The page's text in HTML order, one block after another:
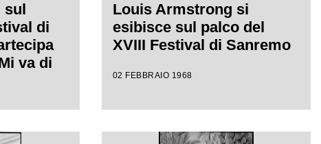
sul
di
va di
Louis Armstrong si
esibisce sul palco del
XVIII Festival di Sanremo
02 FEBBRAIO 1968